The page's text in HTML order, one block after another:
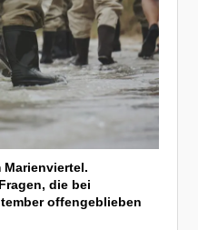
die bei
offengeblieben